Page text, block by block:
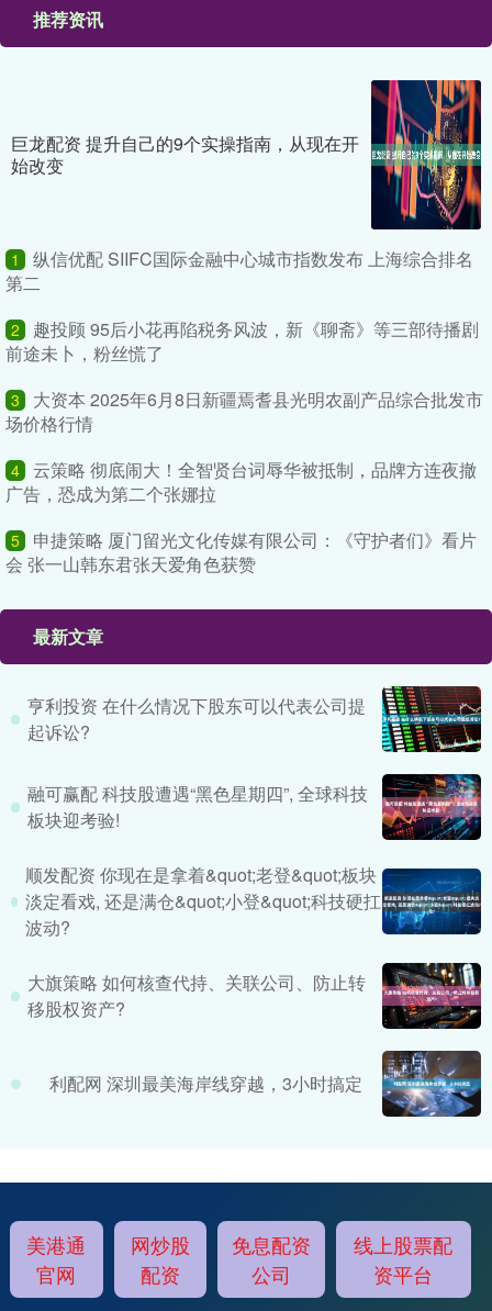
推荐资讯
巨龙配资 提升自己的9个实操指南，从现在开
始改变
1
纵信优配 SIIFC国际金融中心城市指数发布 上海综合排名
第二
2
趣投顾 95后小花再陷税务风波，新《聊斋》等三部待播剧
前途未卜，粉丝慌了
3
大资本 2025年6月8日新疆焉耆县光明农副产品综合批发市
场价格行情
4 云策略 彻底闹大！全智贤台词辱华被抵制，品牌方连夜撤
广告，恐成为第二个张娜拉
5
申捷策略 厦门留光文化传媒有限公司：《守护者们》看片
会 张一山韩东君张天爱角色获赞
最新文章
亨利投资 在什么情况下股东可以代表公司提
起诉讼?
融可赢配 科技股遭遇“黑色星期四”, 全球科技
板块迎考验!
顺发配资 你现在是拿着&quot;老登&quot;板块
淡定看戏, 还是满仓&quot;小登&quot;科技硬扛
波动?
大旗策略 如何核查代持、关联公司、防止转
移股权资产?
利配网 深圳最美海岸线穿越，3小时搞定
美港通
官网
网炒股
配资
免息配资
公司
线上股票配
资平台